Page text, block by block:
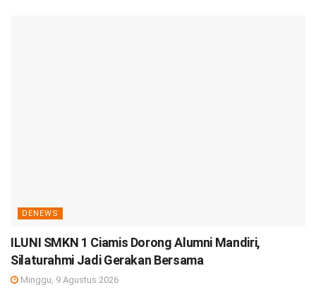
DENEWS
ILUNI SMKN 1 Ciamis Dorong Alumni Mandiri,
Silaturahmi Jadi Gerakan Bersama
Minggu, 9 Agustus 2026